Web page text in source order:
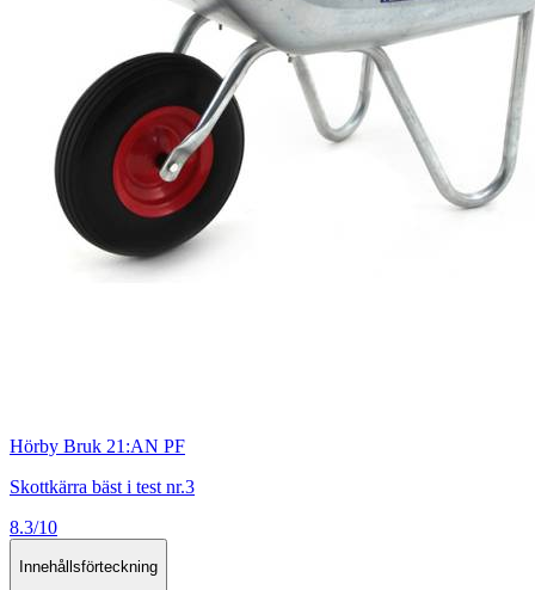
Hörby Bruk 21:AN PF
Skottkärra bäst i test nr.3
8.3/10
Innehållsförteckning